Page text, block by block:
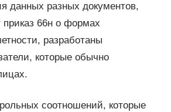
данных разных документов,
приказ 66н о формах
разработаны
которые обычно
соотношений, которые